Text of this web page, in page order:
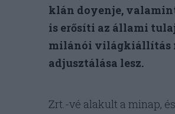
klán doyenje,
is erősíti az állami
milánói világkiállítás
adjusztálása lesz.
Zrt.-vé alakult a minap,